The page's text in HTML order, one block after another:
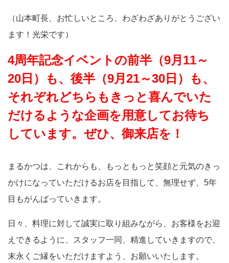
（山本町長、お忙しいところ、わざわざありがとうござい
ます！光栄です）
4周年記念イベントの前半（9月11～
20日）も、後半（9月21～30日）も、
それぞれどちらもきっと喜んでいた
だけるような企画を用意してお待ち
しています。ぜひ、御来店を！
まるかつは、これからも、もっともっと笑顔と元気のきっ
かけになっていただけるお店を目指して、無理せず、5年
目もがんばっていきます。
日々、料理に対して誠実に取り組みながら、お客様をお迎
えできるように、スタッフ一同、精進していきますので、
末永くご縁をいただけますよう、お願いいたします。